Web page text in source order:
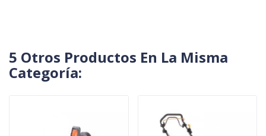
5 Otros Productos En La Misma
Categoría: